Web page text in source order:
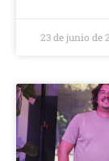
23 de junio de